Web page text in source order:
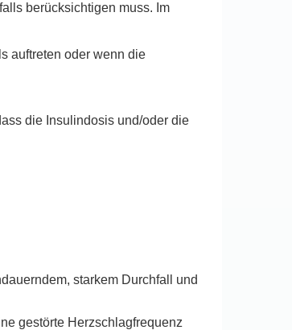
berücksichtigen muss. Im
auftreten oder wenn die
die Insulindosis und/oder die
starkem Durchfall und
gestörte Herzschlagfrequenz